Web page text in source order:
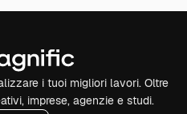
i tuoi migliori lavori. Oltre
imprese, agenzie e studi.